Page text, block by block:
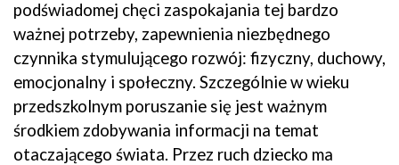
podświadomej chęci zaspokajania tej bardzo
ważnej potrzeby, zapewnienia niezbędnego
czynnika stymulującego rozwój: fizyczny, duchowy,
emocjonalny i społeczny. Szczególnie w wieku
przedszkolnym poruszanie się jest ważnym
środkiem zdobywania informacji na temat
otaczającego świata. Przez ruch dziecko ma